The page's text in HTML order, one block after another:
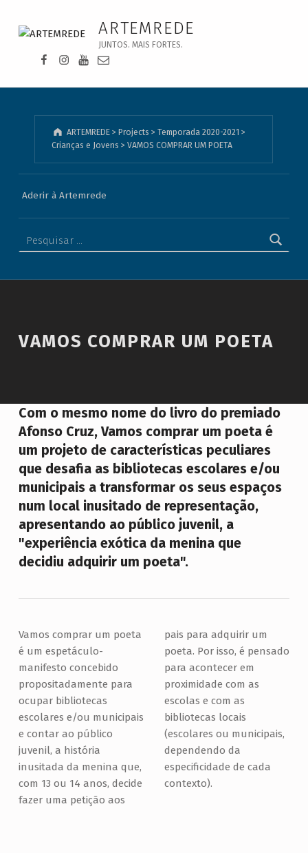
VAMOS COMPRAR UM POETA - ARTEMREDE
ARTEMREDE
JUNTOS. MAIS FORTES.
Facebook da Artemrede
Instagram da Artemrede
Youtube da Artemrede
Email para artemrede@artemrede.pt
ARTEMREDE> Projects > Temporada 2020-2021 >
Crianças e Jovens >VAMOS COMPRAR UM POETA
Aderir à Artemrede
Introduction
VAMOS COMPRAR UM POETA
Com o mesmo nome do livro do premiado
Afonso Cruz, Vamos comprar um poeta é
um projeto de características peculiares
que desafia as bibliotecas escolares e/ou
municipais a transformar os seus espaços
num local inusitado de representação,
apresentando ao público juvenil, a
"experiência exótica da menina que
decidiu adquirir um poeta".
Vamos comprar um poeta
é um espetáculo-
manifesto concebido
propositadamente para
ocupar bibliotecas
escolares e/ou municipais
e contar ao público
juvenil, a história
inusitada da menina que,
com 13 ou 14 anos, decide
fazer uma petição aos
pais para adquirir um
poeta. Por isso, é pensado
para acontecer em
proximidade com as
escolas e com as
bibliotecas locais
(escolares ou municipais,
dependendo da
especificidade de cada
contexto).